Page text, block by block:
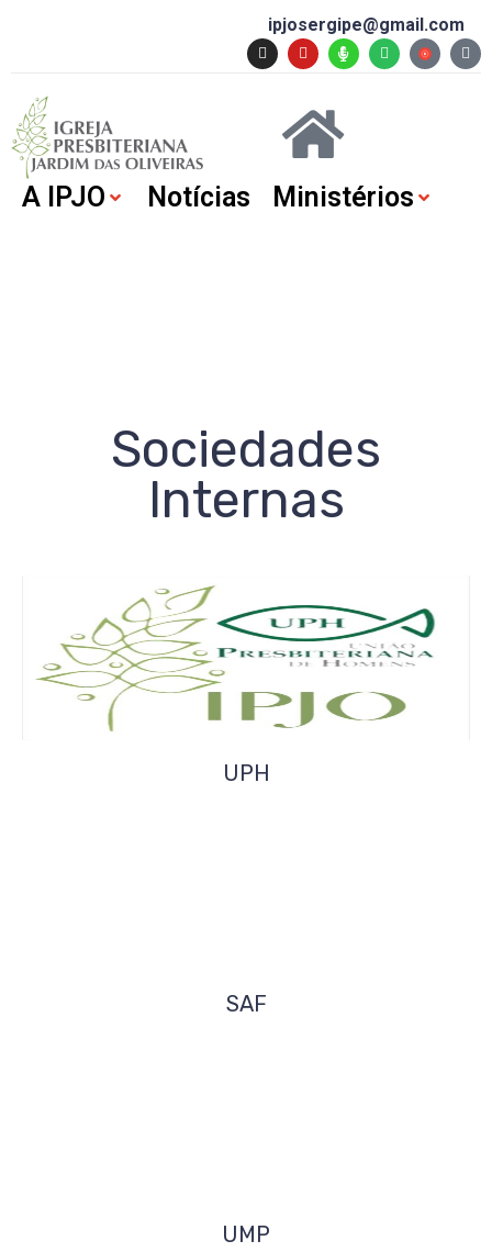
ipjosergipe@gmail.com
A IPJO Notícias Ministérios
Sociedades
Internas
UPH
SAF
UMP